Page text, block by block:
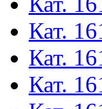
Кат.
Кат.
Кат.